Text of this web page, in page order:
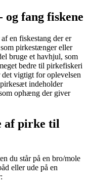
fang fiskene
en fiskestang der er
pirkestænger eller
bruge et havhjul, som
bedre til pirkefiskeri
vigtigt for oplevelsen
indeholder
ophæng der giver
af pirke til
du står på en bro/mole
eller ude på en